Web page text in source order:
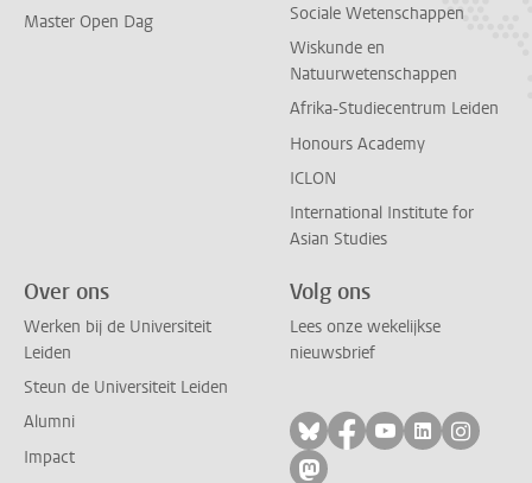
Master Open Dag
Sociale Wetenschappen
Wiskunde en
Natuurwetenschappen
Afrika-Studiecentrum Leiden
Honours Academy
ICLON
International Institute for
Asian Studies
Over ons
Werken bij de Universiteit
Leiden
Steun de Universiteit Leiden
Alumni
Impact
Volg ons
Lees onze wekelijkse
nieuwsbrief
Volg ons op bluesky
Volg ons op
Volg ons op
Volg ons
Volg
Volg ons op mastodon